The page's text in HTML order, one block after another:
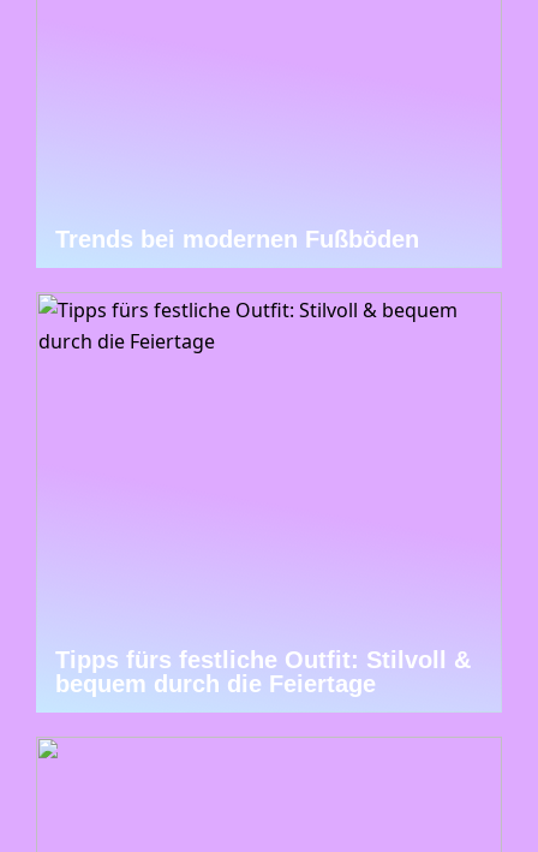
Trends bei modernen Fußböden
Tipps fürs festliche Outfit: Stilvoll &
bequem durch die Feiertage